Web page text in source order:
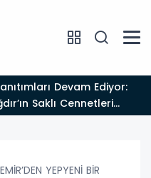
Saklı Cennetleri
Bekliyor
YEPYENİ BİR